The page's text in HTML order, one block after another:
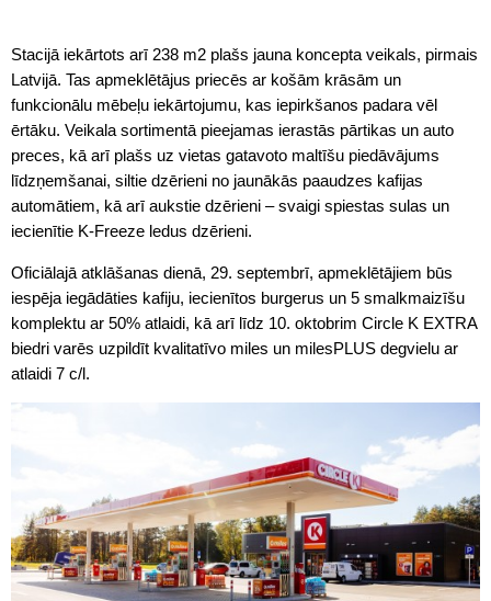
Stacijā iekārtots arī 238 m2 plašs jauna koncepta veikals, pirmais
Latvijā. Tas apmeklētājus priecēs ar košām krāsām un
funkcionālu mēbeļu iekārtojumu, kas iepirkšanos padara vēl
ērtāku. Veikala sortimentā pieejamas ierastās pārtikas un auto
preces, kā arī plašs uz vietas gatavoto maltīšu piedāvājums
līdzņemšanai, siltie dzērieni no jaunākās paaudzes kafijas
automātiem, kā arī aukstie dzērieni – svaigi spiestas sulas un
iecienītie K-Freeze ledus dzērieni.
Oficiālajā atklāšanas dienā, 29. septembrī, apmeklētājiem būs
iespēja iegādāties kafiju, iecienītos burgerus un 5 smalkmaizīšu
komplektu ar 50% atlaidi, kā arī līdz 10. oktobrim Circle K EXTRA
biedri varēs uzpildīt kvalitatīvo miles un milesPLUS degvielu ar
atlaidi 7 c/l.